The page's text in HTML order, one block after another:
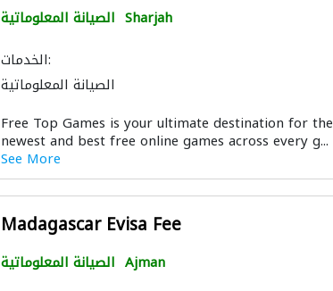
الصيانة المعلوماتية Sharjah
الخدمات:
الصيانة المعلوماتية
Free Top Games is your ultimate destination for the
newest and best free online games across every g...
See More
Madagascar Evisa Fee
الصيانة المعلوماتية Ajman